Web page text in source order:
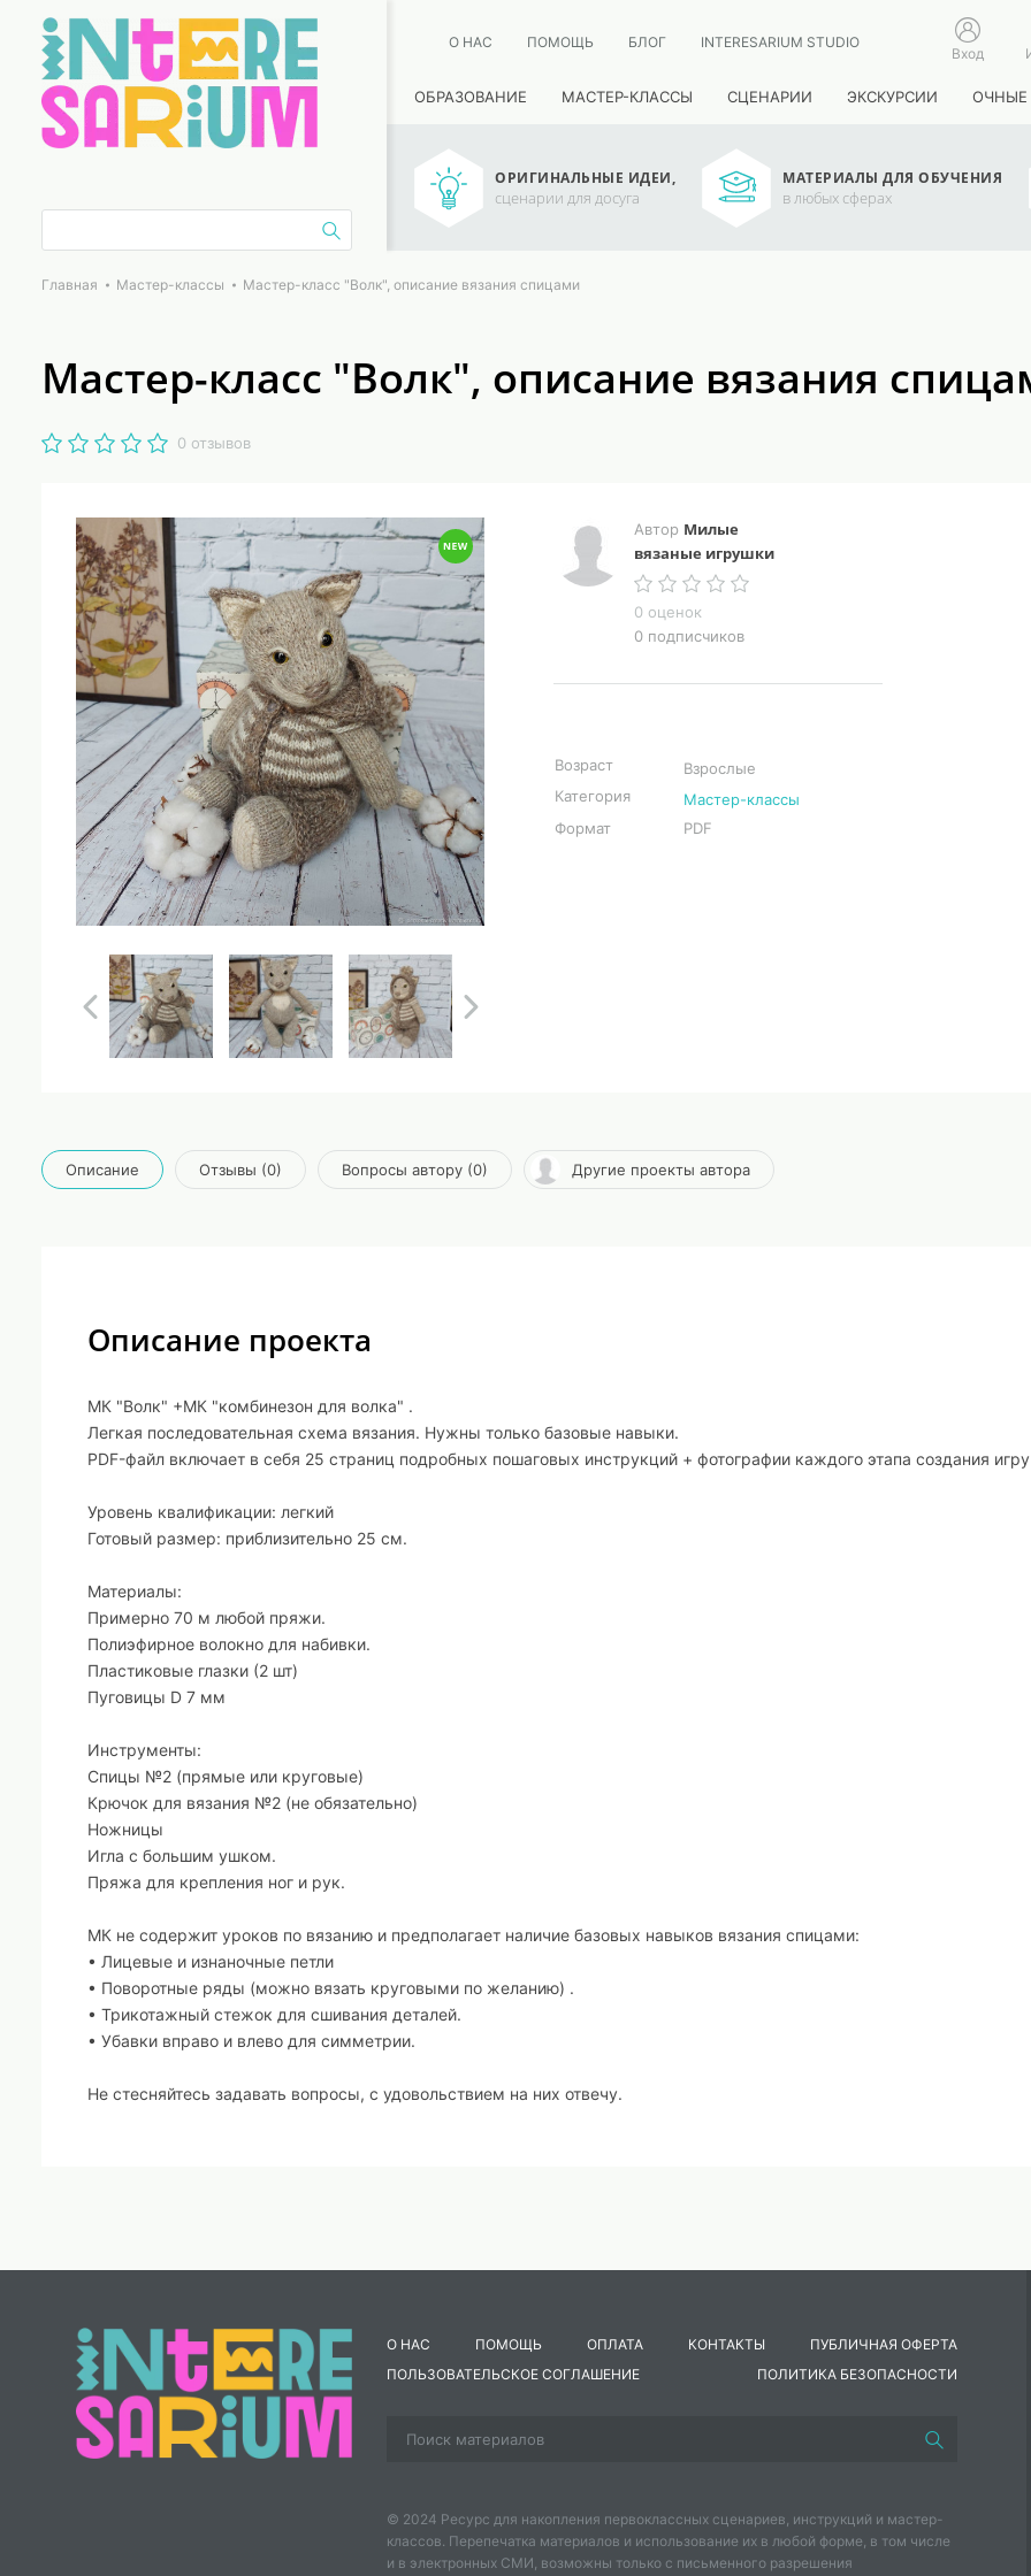
О НАС ПОМОЩЬ БЛОГ INTERESARIUM STUDIO
Вход
ОБРАЗОВАНИЕ МАСТЕР-КЛАССЫ СЦЕНАРИИ ЭКСКУРСИИ ОЧНЫЕ
ОРИГИНАЛЬНЫЕ ИДЕИ,
сценарии для досуга
МАТЕРИАЛЫ ДЛЯ ОБУЧЕНИЯ
в любых сферах
Главная Мастер-классы Мастер-класс "Волк", описание вязания спицами
Мастер-класс "Волк", описание вязания
0 отзывов
Автор Милые
вязаные игрушки
0 оценок
0 подписчиков
Возраст
Взрослые
Категория
Мастер-классы
Формат
PDF
Описание Отзывы (0) Вопросы автору (0) Другие проекты автора
Описание проекта
МК "Волк" +МК "комбинезон для волка" .
Легкая последовательная схема вязания. Нужны только базовые навыки.
PDF-файл включает в себя 25 страниц подробных пошаговых инструкций + фотографии каждого этапа создания
Уровень квалификации: легкий
Готовый размер: приблизительно 25 см.
Материалы:
Примерно 70 м любой пряжи.
Полиэфирное волокно для набивки.
Пластиковые глазки (2 шт)
Пуговицы D 7 мм
Инструменты:
Спицы №2 (прямые или круговые)
Крючок для вязания №2 (не обязательно)
Ножницы
Игла с большим ушком.
Пряжа для крепления ног и рук.
МК не содержит уроков по вязанию и предполагает наличие базовых навыков вязания спицами:
• Лицевые и изнаночные петли
• Поворотные ряды (можно вязать круговыми по желанию) .
• Трикотажный стежок для сшивания деталей.
• Убавки вправо и влево для симметрии.
Не стесняйтесь задавать вопросы, с удовольствием на них отвечу.
О НАС ПОМОЩЬ ОПЛАТА КОНТАКТЫ
ПУБЛИЧНАЯ ОФЕРТА
ПОЛЬЗОВАТЕЛЬСКОЕ СОГЛАШЕНИЕ
ПОЛИТИКА БЕЗОПАСНОСТИ
© 2024 Ресурс для накопления первоклассных сценариев, инструкций и мастер-
классов. Перепечатка материалов и использование их в любой форме, в том числе
и в электронных СМИ, возможны только с письменного разрешения